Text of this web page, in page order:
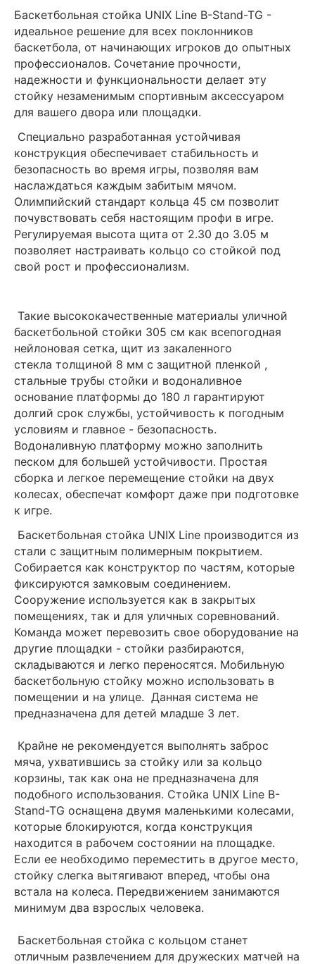
Баскетбольная стойка UNIX Line B-Stand-TG -
идеальное решение для всех поклонников
баскетбола, от начинающих игроков до опытных
профессионалов. Сочетание прочности,
надежности и функциональности делает эту
стойку незаменимым спортивным аксессуаром
для вашего двора или площадки.
Специально разработанная устойчивая
конструкция обеспечивает стабильность и
безопасность во время игры, позволяя вам
наслаждаться каждым забитым мячом.
Олимпийский стандарт кольца 45 см позволит
почувствовать себя настоящим профи в игре.
Регулируемая высота щита от 2.30 до 3.05 м
позволяет настраивать кольцо со стойкой под
свой рост и профессионализм.
Такие высококачественные материалы уличной
баскетбольной стойки 305 см как всепогодная
нейлоновая сетка, щит из закаленного
стекла толщиной 8 мм с защитной пленкой ,
стальные трубы стойки и водоналивное
основание платформы до 180 л гарантируют
долгий срок службы, устойчивость к погодным
условиям и главное - безопасность.
Водоналивную платформу можно заполнить
песком для большей устойчивости. Простая
сборка и легкое перемещение стойки на двух
колесах, обеспечат комфорт даже при подготовке
к игре.
Баскетбольная стойка UNIX Line производится из
стали с защитным полимерным покрытием.
Собирается как конструктор по частям, которые
фиксируются замковым соединением.
Сооружение используется как в закрытых
помещениях, так и для уличных соревнований.
Команда может перевозить свое оборудование на
другие площадки - стойки разбираются,
складываются и легко переносятся. Мобильную
баскетбольную стойку можно использовать в
помещении и на улице. Данная система не
предназначена для детей младше 3 лет.
Крайне не рекомендуется выполнять заброс
мяча, ухватившись за стойку или за кольцо
корзины, так как она не предназначена для
подобного использования. Стойка UNIX Line B-
Stand-TG оснащена двумя маленькими колесами,
которые блокируются, когда конструкция
находится в рабочем состоянии на площадке.
Если ее необходимо переместить в другое место,
стойку слегка вытягивают вперед, чтобы она
встала на колеса. Передвижением занимаются
минимум два взрослых человека.
Баскетбольная стойка с кольцом станет
отличным развлечением для дружеских матчей на